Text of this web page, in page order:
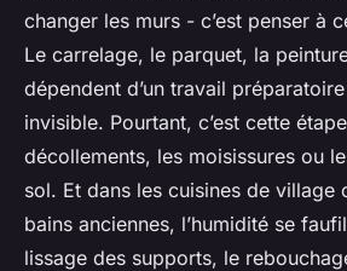
changer les murs - c’est penser à
Le carrelage, le parquet, la
dépendent d’un travail
invisible. Pourtant, c’est cette
décollements, les moisissures ou
sol. Et dans les cuisines de village
bains anciennes, l’humidité se
lissage des supports, le